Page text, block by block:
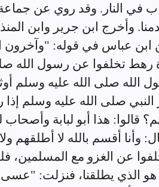
في النار. وقد روي عن
وأخرج ابن جرير وابن
ابن عباس في قوله: "وآخرون
رهط تخلفوا عن رسول الله
الله صلى الله عليه وسلم
صلى الله عليه وسلم إذا
قالوا: هذا أبو لبابة وأصحاب
وأنا أقسم بالله لا أطلقهم
عن الغزو مع المسلمين،
الذي يطلقنا، فنزلت: "عسى